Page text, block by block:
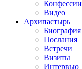
Конфессии
Видео
Архипастырь
Биография
Послания
Встречи
Визиты
Интервью